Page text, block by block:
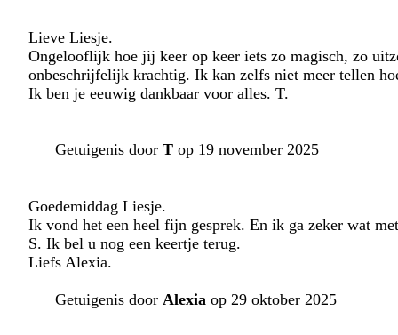
Lieve Liesje.
Ongelooflijk hoe jij keer op keer iets zo magisch, zo
onbeschrijfelijk krachtig. Ik kan zelfs niet meer tellen
Ik ben je eeuwig dankbaar voor alles. T.
Getuigenis door T op 19 november 2025
Goedemiddag Liesje.
Ik vond het een heel fijn gesprek. En ik ga zeker wat
S. Ik bel u nog een keertje terug.
Liefs Alexia.
Getuigenis door Alexia op 29 oktober 2025